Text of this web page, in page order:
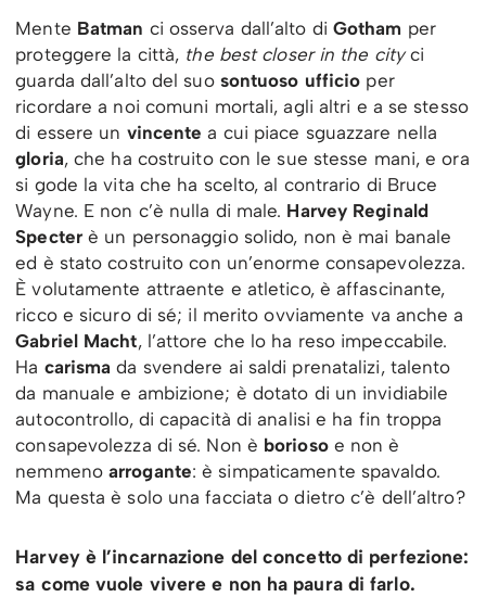
Mente Batman ci osserva dall’alto di Gotham per
proteggere la città, the best closer in the cityci
guarda dall’alto del suo sontuoso ufficio per
ricordare a noi comuni mortali, agli altri e a se stesso
di essere un vincente a cui piace sguazzare nella
gloria, che ha costruito con le sue stesse mani, e ora
si gode la vita che ha scelto, al contrario di Bruce
Wayne. E non c’è nulla di male. Harvey Reginald
Specterè un personaggio solido, non è mai banale
ed è stato costruito con un’enorme consapevolezza.
È volutamente attraente e atletico, è affascinante,
ricco e sicuro di sé; il merito ovviamente va anche a
Gabriel Macht, l’attore che lo ha reso impeccabile.
Ha carismada svendere ai saldi prenatalizi, talento
da manuale e ambizione; è dotato di un invidiabile
autocontrollo, di capacità di analisi e ha fin troppa
consapevolezza di sé. Non è boriosoe non è
nemmenoarrogante: è simpaticamente spavaldo.
Ma questa è solo una facciata o dietro c’è dell’altro?
Harvey è l’incarnazione del concetto di perfezione:
sa come vuole vivere e non ha paura di farlo.